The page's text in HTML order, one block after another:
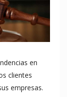
en
clientes
empresas.